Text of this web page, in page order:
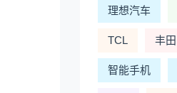
理想汽车
TCL 丰田
智能手机